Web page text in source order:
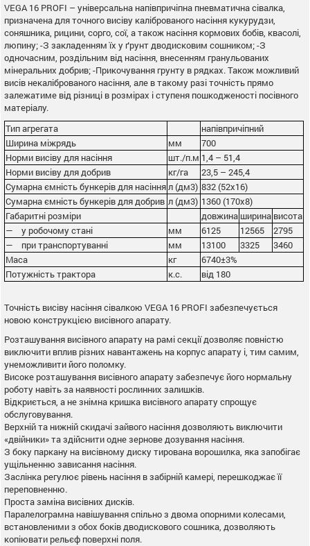
VEGA 16 PROFI – універсальна напівпричіпна пневматична сівалка,
призначена для точного висіву каліброваного насіння кукурудзи,
соняшника, рицини, сорго, сої, а також насіння кормових бобів, квасолі,
люпину; -З закладенням їх у ґрунт дводисковим сошником; -З
одночасним, роздільним від насіння, внесенням гранульованих
мінеральних добрив; -Прикочування грунту в рядках. Також можливий
висів некаліброваного насіння, але в такому разі точність прямо
залежатиме від різниці в розмірах і ступеня пошкодженості посівного
матеріалу.
Тип агрегата
напівпричіпний
Ширина міжрядь
мм
700
Норми висіву для насіння
шт./п.м 1,4 – 51,4
Норми висіву для добрив
кг/га
23,5 – 245,4
Сумарна ємність бункерів для насіння л (дм3) 832 (52х16)
Сумарна ємність бункерів для добрив л (дм3) 1360 (170х8)
Габаритні розміри
довжина ширина висота
— у робочому стані
мм 6125 12565
2795
— при транспортуванні
мм 13100 3325
3460
Маса
кг
6740±3%
Потужність трактора
к.с. від 180
Точність висіву насіння сівалкою VEGA 16 PROFI забезпечується
новою конструкцією висівного апарату.
Розташування висівного апарату на рамі секції дозволяє повністю
виключити вплив різних навантажень на корпус апарату і, тим самим,
унеможливити його поломку.
Високе розташування висівного апарату забезпечує його нормальну
роботу навіть за наявності рослинних залишків.
Відкриється, а не знімна кришка висівного апарату спрощує
обслуговування.
Верхній та нижній скидачі зайвого насіння дозволяють виключити
«двійники» та здійснити одне зернове дозування насіння.
З боку паркану на висівному диску тирована ворошилка, яка запобігає
ущільненню зависання насіння.
Заслінка регулює рівень насіння в забірній камері, перешкоджає її
переповненню.
Проста заміна висівних дисків.
Паралелограмна навішування спільно з двома опорними колесами,
встановленими з обох боків дводискового сошника, дозволяють
копіювати рельєф поверхні поля.